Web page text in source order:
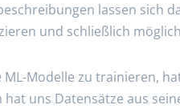
lassen sich
und schließlich
ML-Modelle zu trainieren,
hat uns Datensätze aus